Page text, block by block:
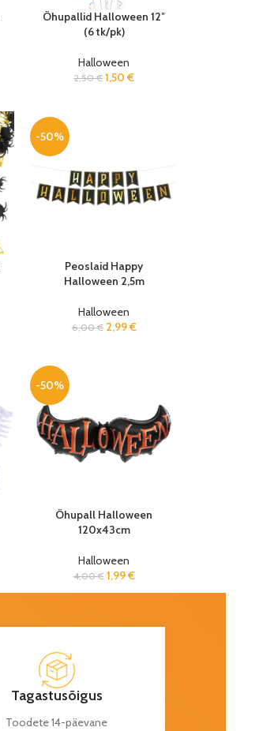
Õhupallid Halloween 12″
(6 tk/pk)
Halloween
2,50€ 1,50 €
-50%
Peoslaid Happy
Halloween 2,5m
Halloween
6,00€ 2,99€
-50%
Õhupall Halloween
120x43cm
Halloween
4,00€ 1,99€
Tagastusõigus
Toodete 14-päevane